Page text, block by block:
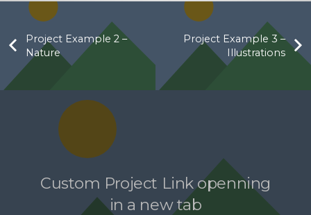
Project Example 2 –
Nature
Project Example 3 –
Illustrations
Custom Project Link openning
in a new tab